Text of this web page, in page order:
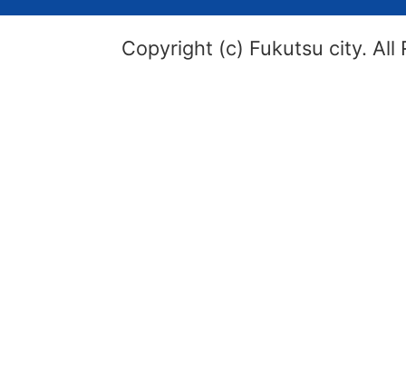
Copyright (c) Fukutsu city. All